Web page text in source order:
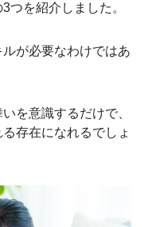
3つを紹介しました。
が必要なわけではあ
を意識するだけで、
存在になれるでしょ